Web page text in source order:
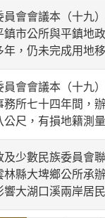
會議本（十九）
市公所與平鎮地
，仍未完成用地
會議本（十九）
所七十四年間，
尺，有損地籍測
數民族委員會聯
縣大埤鄉公所承
大湖口溪兩岸居